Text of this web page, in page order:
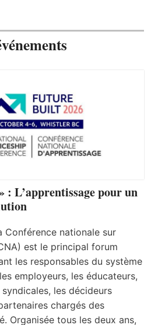
: L’apprentissage pour un
Conférence nationale sur
est le principal forum
les responsables du système
employeurs, les éducateurs,
les décideurs
chargés des
Organisée tous les deux ans,